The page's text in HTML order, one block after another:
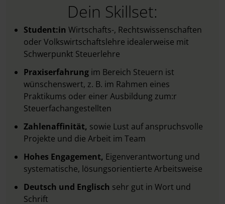
Dein Skillset:
Student:in Wirtschafts-, Rechtswissenschaften
oder Volkswirtschaftslehre idealerweise mit
Schwerpunkt Steuerlehre
Praxiserfahrung im Bereich Steuern ist
wünschenswert, z. B. im Rahmen eines
Praktikums oder einer Ausbildung zum:r
Steuerfachangestellten
Zahlenaffinität, sowie Lust auf anspruchsvolle
Projekte und die Arbeit im Team
Hohes Engagement, Eigenverantwortung und
systematische, lösungsorientierte Arbeitsweise
Deutsch und Englisch sehr gut in Wort und
Schrift